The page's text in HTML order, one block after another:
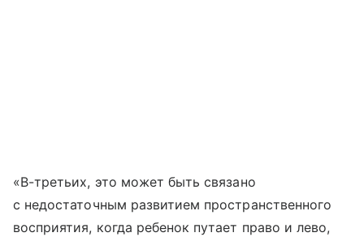
«В-третьих, это может быть связано
с недостаточным развитием пространственного
восприятия, когда ребенок путает право и лево,